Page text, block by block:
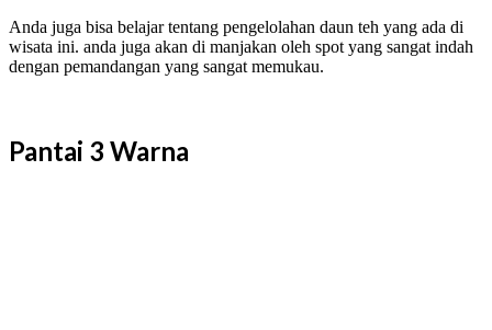
Anda juga bisa belajar tentang pengelolahan daun teh yang ada di
wisata ini. anda juga akan di manjakan oleh spot yang sangat indah
dengan pemandangan yang sangat memukau.
Pantai 3 Warna